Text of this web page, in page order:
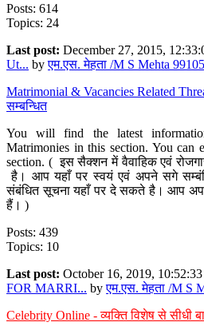
Posts: 614
Topics: 24
Last post: December 27, 2015,
Ut... byएम.एस. मेहता /M S Mehta
Matrimonial & Vacancies Related
सम्बन्धित
You will find the latest
Matrimonies in this section. You can
section. ( इस सैक्शन में वैवाहिक एवं
है। आप यहाँ पर स्वयं एवं अपने सगे
संबंधित सूचना यहाँ पर दे सकते है। आप
हैं। )
Posts: 439
Topics: 10
Last post: October 16, 2019,
FOR MARRI... byएम.एस. मेहता /M S
Celebrity Online - व्यक्ति विशेष से सीधी